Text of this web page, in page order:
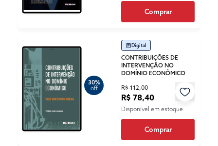
Comprar
30%
off
Digital
CONTRIBUIÇÕES DE
INTERVENÇÃO NO
DOMÍNIO ECONÔMICO
R$ 112,00
R$ 78,40
Disponível em estoque
Comprar